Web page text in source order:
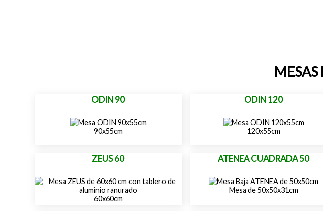
ODIN 90
90x55cm
ODIN 120
120x55cm
ZEUS 60
60x60cm
ATENEA CUADRADA 50
Mesa de 50x50x31cm